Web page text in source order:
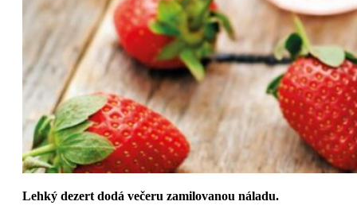
Lehký dezert dodá večeru zamilovanou náladu.